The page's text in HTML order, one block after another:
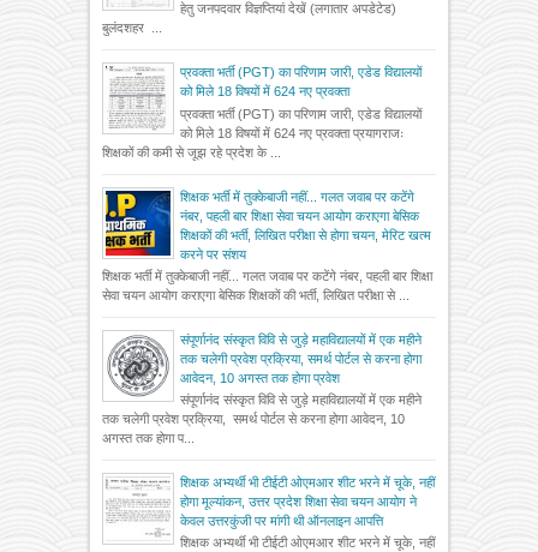
हेतु जनपदवार विज्ञप्तियां देखें (लगातार अपडेटेड)
बुलंदशहर ...
प्रवक्ता भर्ती (PGT) का परिणाम जारी, एडेड विद्यालयों
को मिले 18 विषयों में 624 नए प्रवक्ता
प्रवक्ता भर्ती (PGT) का परिणाम जारी, एडेड विद्यालयों
को मिले 18 विषयों में 624 नए प्रवक्ता प्रयागराजः
शिक्षकों की कमी से जूझ रहे प्रदेश के ...
शिक्षक भर्ती में तुक्केबाजी नहीं... गलत जवाब पर कटेंगे
नंबर, पहली बार शिक्षा सेवा चयन आयोग कराएगा बेसिक
शिक्षकों की भर्ती, लिखित परीक्षा से होगा चयन, मेरिट खत्म
करने पर संशय
शिक्षक भर्ती में तुक्केबाजी नहीं... गलत जवाब पर कटेंगे नंबर, पहली बार शिक्षा
सेवा चयन आयोग कराएगा बेसिक शिक्षकों की भर्ती, लिखित परीक्षा से ...
संपूर्णानंद संस्कृत विवि से जुड़े महाविद्यालयों में एक महीने
तक चलेगी प्रवेश प्रक्रिया, समर्थ पोर्टल से करना होगा
आवेदन, 10 अगस्त तक होगा प्रवेश
संपूर्णानंद संस्कृत विवि से जुड़े महाविद्यालयों में एक महीने
तक चलेगी प्रवेश प्रक्रिया, समर्थ पोर्टल से करना होगा आवेदन, 10
अगस्त तक होगा प...
शिक्षक अभ्यर्थी भी टीईटी ओएमआर शीट भरने में चूके, नहीं
होगा मूल्यांकन, उत्तर प्रदेश शिक्षा सेवा चयन आयोग ने
केवल उत्तरकुंजी पर मांगी थी ऑनलाइन आपत्ति
शिक्षक अभ्यर्थी भी टीईटी ओएमआर शीट भरने में चूके, नहीं